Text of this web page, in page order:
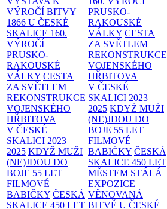
VÝROČÍ BITVY
1866 U ČESKÉ
SKALICE 160.
VÝROČÍ
PRUSKO-
RAKOUSKÉ
VÁLKY CESTA
ZA SVĚTLEM
REKONSTRUKCE
VOJENSKÉHO
HŘBITOVA
V ČESKÉ
SKALICI 2023–
2025 KDYŽ MUŽI
(NE)JDOU DO
BOJE 55 LET
FILMOVÉ
BABIČKY ČESKÁ
SKALICE 450 LET
PRUSKO-
RAKOUSKÉ
VÁLKY CESTA
ZA SVĚTLEM
REKONSTRUKCE
VOJENSKÉHO
HŘBITOVA
V ČESKÉ
SKALICI 2023–
2025 KDYŽ MUŽI
(NE)JDOU DO
BOJE 55 LET
FILMOVÉ
BABIČKY ČESKÁ
SKALICE 450 LET
MĚSTEM STÁLÁ
EXPOZICE
VĚNOVANÁ
BITVĚ U ČESKÉ